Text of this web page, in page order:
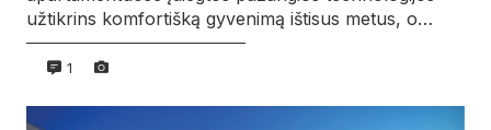
užtikrins komfortišką gyvenimą ištisus metus, o…
1